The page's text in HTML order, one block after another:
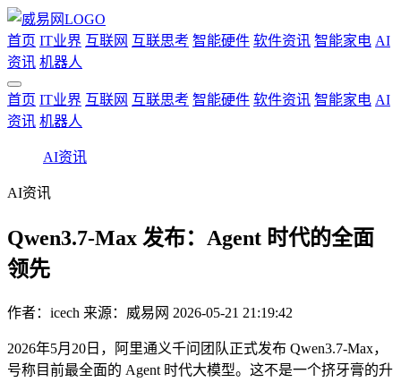
首页 IT业界 互联网 互联思考 智能硬件 软件资讯 智能家电 AI
资讯 机器人
首页 IT业界 互联网 互联思考 智能硬件 软件资讯 智能家电 AI
资讯 机器人
AI资讯
AI资讯
Qwen3.7-Max 发布：Agent 时代的全面
领先
作者： icech 来源：威易网 2026-05-21 21:19:42
2026年5月20日，阿里通义千问团队正式发布 Qwen3.7-Max，
号称目前最全面的 Agent 时代大模型。这不是一个挤牙膏的升